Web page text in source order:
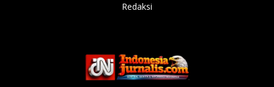
Redaksi